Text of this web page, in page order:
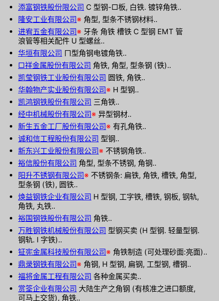
添富钢铁股份限公司 C 型钢-□板, 白铁. 镀锌角铁..
隆安工业有限公司※ 角型, 型条不锈钢材料..
进宥五金有限公司※ 牙条 角铁 槽铁 C 型钢 EMT 管
浪管等相关配件 U 型螺丝..
华垣有限公司 ㄇ型角钢电镀角铁..
□祥金属股份有限公司 角铁, 角型, 型条钢 (铁)..
凯莹钢铁工业股份有限公司 圆铁, 角铁..
华翰物产实业股份有限公司※ H 型钢..
凯鸿钢铁股份有限公司 三角铁..
经中机械股份有限公司※ 异型钢材..
新生五金工厂股份有限公司※ 有孔角铁..
诚和信工程股份有限公司 型钢..
新东兴工业股份有限公司※ 不锈钢角铁..
裕信股份有限公司 角型, 型条不锈钢, 角钢..
阳升不锈钢有限公司※ 不锈钢条: 扁铁, 角铁, 槽铁, 角型,
型条钢 (铁), 圆铁..
焕益钢铁企业有限公司 H 型钢, 工字铁, 槽铁, 钢板, 钢轨,
角铁, 丸铁..
裕国钢铁股份有限公司 角铁..
万胜钢铁机械股份有限公司 型钢买卖 (H 型钢. 轻量型钢.
钢轨. I 字铁)..
钲宪金属科技股份有限公司※ 角铁制造 (可处理砂面:亮面)..
鼎录钢铁有限公司※ 角钢, H 型钢, 扁钢, 工型钢, 槽钢..
福将金属工程有限公司 各种金属买卖..
赏筌企业有限公司 大陆生产之角钢 (有核准之进口额度,
可马上交货), 角铁..